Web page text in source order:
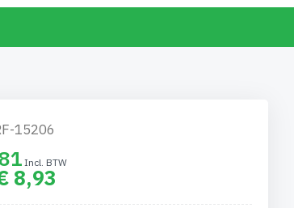
15206
8,93